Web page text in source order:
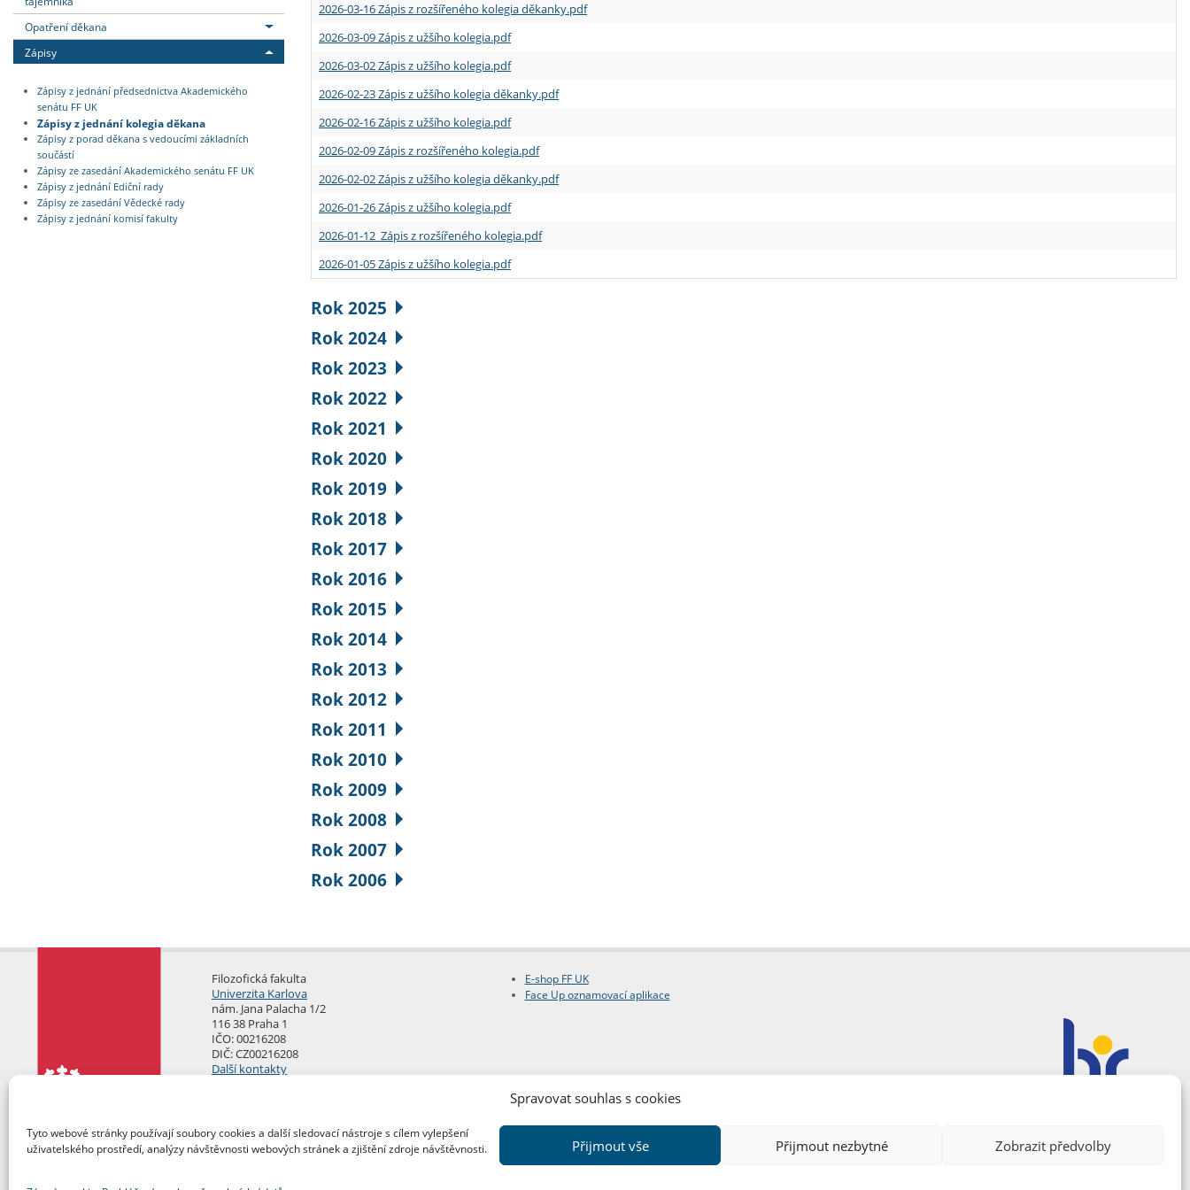
Spravovat souhlas s cookies
Tyto webové stránky používají soubory cookies a další sledovací nástroje s cílem vylepšení
uživatelského prostředí, analýzy návštěvnosti webových stránek a zjištění zdroje návštěvnosti.
Přijmout vše Přijmout nezbytné Zobrazit předvolby
Opatření děkana
Zápisy
Zápisy z jednání předsednictva Akademického
senátu FF UK
Zápisy z jednání kolegia děkana
Zápisy z porad děkana s vedoucími základních
součástí
Zápisy ze zasedání Akademického senátu FF UK
Zápisy z jednání Ediční rady
Zápisy ze zasedání Vědecké rady
Zápisy z jednání komisí fakulty
2026-03-16 Zápis z rozšířeného kolegia děkanky.pdf
2026-03-09 Zápis z užšího kolegia.pdf
2026-03-02 Zápis z užšího kolegia.pdf
2026-02-23 Zápis z užšího kolegia děkanky.pdf
2026-02-16 Zápis z užšího kolegia.pdf
2026-02-09 Zápis z rozšířeného kolegia.pdf
2026-02-02 Zápis z užšího kolegia děkanky.pdf
2026-01-26 Zápis z užšího kolegia.pdf
2026-01-12 Zápis z rozšířeného kolegia.pdf
2026-01-05 Zápis z užšího kolegia.pdf
Rok 2025
Rok 2024
Rok 2023
Rok 2022
Rok 2021
Rok 2020
Rok 2019
Rok 2018
Rok 2017
Rok 2016
Rok 2015
Rok 2014
Rok 2013
Rok 2012
Rok 2011
Rok 2010
Rok 2009
Rok 2008
Rok 2007
Rok 2006
Filozofická fakulta
Univerzita Karlova
nám. Jana Palacha 1/2
116 38 Praha 1
IČO: 00216208
DIČ: CZ00216208
Další kontakty
E-shop FF UK
Face Up oznamovací aplikace